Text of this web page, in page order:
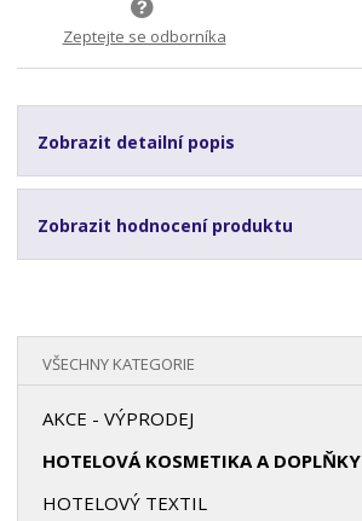
Zeptejte se odborníka
Zobrazit detailní popis
Zobrazit hodnocení produktu
VŠECHNY KATEGORIE
AKCE - VÝPRODEJ
HOTELOVÁ KOSMETIKA A DOPLŇKY
HOTELOVÝ TEXTIL